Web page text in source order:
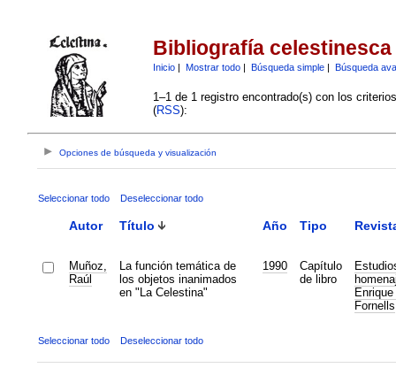
Bibliografía celestinesca
Inicio| Mostrar todo| Búsqueda simple| Búsqueda
1–1 de 1 registro encontrado(s) con los
(RSS):
Opciones de búsqueda y visualización
Seleccionar todo Deseleccionar todo
Autor Título Año Tipo
Muñoz,
Raúl
La función temática de
los objetos inanimados
en "La Celestina"
1990
Capítulo
de libro
Fornells
Seleccionar todo Deseleccionar todo